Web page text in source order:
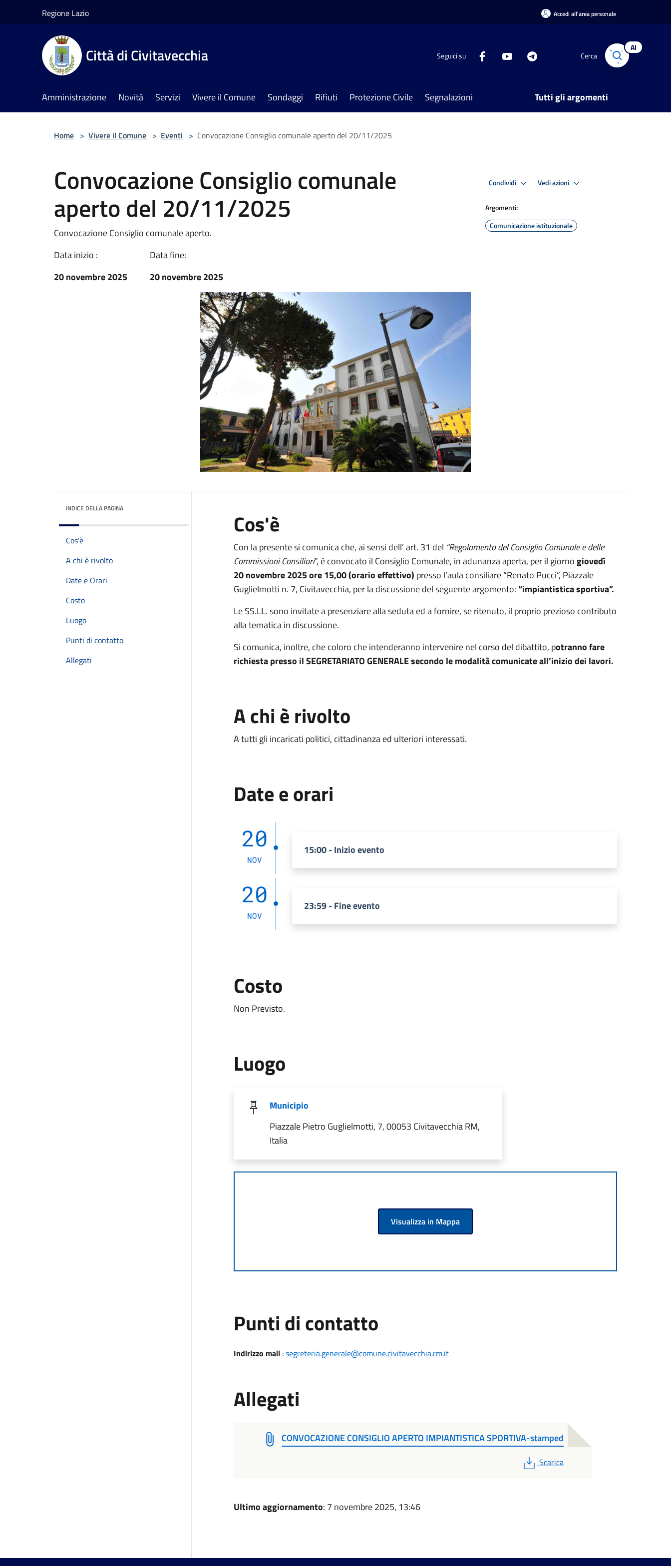
Regione Lazio Accedi all'area personale
Città di Civitavecchia Seguici su Cerca
AI
Amministrazione Novità Servizi Vivere il Comune Sondaggi Rifiuti Protezione Civile Segnalazioni Tutti gli argomenti
Home > Vivere il Comune > Eventi > Convocazione Consiglio comunale aperto del 20/11/2025
Convocazione Consiglio comunale
aperto del 20/11/2025
Convocazione Consiglio comunale aperto.
Data inizio :
20 novembre 2025
Data fine:
20 novembre 2025
Condividi Vedi azioni
Argomenti:
Comunicazione istituzionale
INDICE DELLA PAGINA
Cos'è
A chi è rivolto
Date e Orari
Costo
Luogo
Punti di contatto
Allegati
Cos'è
Con la presente si comunica che, ai sensi dell’ art. 31 del “Regolamento del Consiglio Comunale e delle
Commissioni Consiliari”, è convocato il Consiglio Comunale, in adunanza aperta, per il giornogiovedì
20 novembre 2025 ore 15,00 (orario effettivo) presso l’aula consiliare “Renato Pucci”, Piazzale
Guglielmotti n. 7, Civitavecchia, per la discussione del seguente argomento:“impiantistica sportiva”.
Le SS.LL. sono invitate a presenziare alla seduta ed a fornire, se ritenuto, il proprio prezioso contributo
alla tematica in discussione.
Si comunica, inoltre, che coloro che intenderanno intervenire nel corso del dibattito, potranno fare
richiesta presso il SEGRETARIATO GENERALE secondo le modalità comunicate all’inizio dei lavori.
A chi è rivolto
A tutti gli incaricati politici, cittadinanza ed ulteriori interessati.
Date e orari
20
NOV
15:00 - Inizio evento
20
NOV
23:59 - Fine evento
Costo
Non Previsto.
Luogo
Municipio
Piazzale Pietro Guglielmotti, 7, 00053 Civitavecchia RM,
Italia
Visualizza in Mappa
Punti di contatto
Indirizzo mail:segreteria.generale@comune.civitavecchia.rm.it
Allegati
CONVOCAZIONE CONSIGLIO APERTO IMPIANTISTICA SPORTIVA-stamped
PDF
Scarica
Ultimo aggiornamento: 7 novembre 2025, 13:46